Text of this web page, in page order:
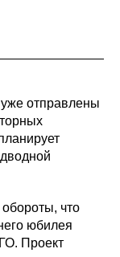
отправлены
что
юбилея
Проект